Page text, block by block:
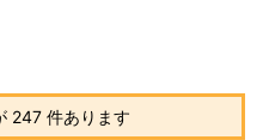
247 件あります